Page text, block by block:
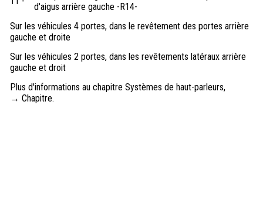
d'aigus arrière gauche -R14-
Sur les véhicules 4 portes, dans le revêtement des portes arrière
gauche et droite
Sur les véhicules 2 portes, dans les revêtements latéraux arrière
gauche et droit
Plus d'informations au chapitre Systèmes de haut-parleurs,
→ Chapitre.